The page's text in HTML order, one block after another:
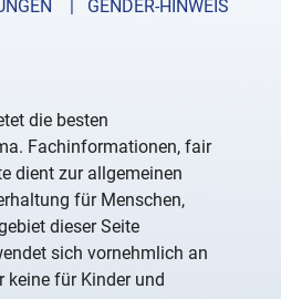
| GENDER-HINWEIS
die besten
Fachinformationen, fair
dient zur allgemeinen
für Menschen,
dieser Seite
sich vornehmlich an
keine für Kinder und